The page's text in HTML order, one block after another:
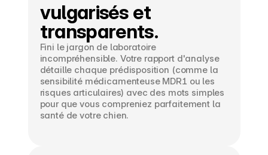
vulgarisés et
transparents.
Fini le jargon de laboratoire
incompréhensible. Votre rapport d'analyse
détaille chaque prédisposition (comme la
sensibilité médicamenteuse MDR1 ou les
risques articulaires) avec des mots simples
pour que vous compreniez parfaitement la
santé de votre chien.